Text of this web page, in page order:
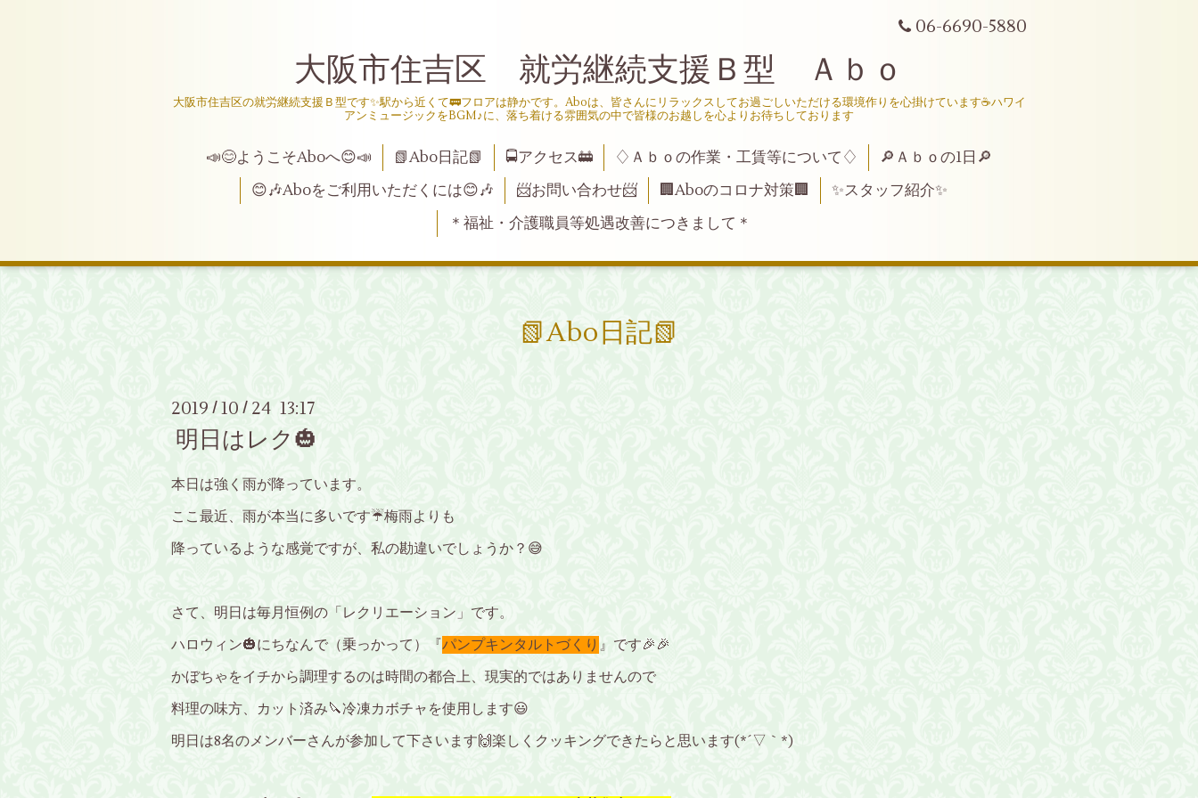
06-6690-5880
大阪市住吉区 就労継続支援Ｂ型 Ａｂｏ
大阪市住吉区の就労継続支援Ｂ型です✨駅から近くて🚃フロアは静かです。Aboは、皆さんにリラックスしてお過ごしいただける環境作りを心掛けています☕ハワイ
アンミュージックをBGM♪に、落ち着ける雰囲気の中で皆様のお越しを心よりお待ちしております
📣😊ようこそAboへ😊📣 📗Abo日記📗 🚍アクセス🚋 ♢Ａｂｏの作業・工賃等について♢
🔎Ａｂｏの1日🔎
😊🎶Aboをご利用いただくには😊🎶
📨お問い合わせ📨 🏢Aboのコロナ対策🏢
✨スタッフ紹介✨
＊福祉・介護職員等処遇改善につきまして＊
📗Abo日記📗
2019 / 10 / 24 13:17
明日はレク🎃
本日は強く雨が降っています。
ここ最近、雨が本当に多いです☔梅雨よりも
降っているような感覚ですが、私の勘違いでしょうか？😅
さて、明日は毎月恒例の「レクリエーション」です。
ハロウィン🎃にちなんで（乗っかって）『パンプキンタルトづくり 』です🎉🎉
かぼちゃをイチから調理するのは時間の都合上、現実的ではありませんので
料理の味方、カット済み🔪冷凍カボチャを使用します😃
明日は8名のメンバーさんが参加して下さいます🙌楽しくクッキングできたらと思います(*´▽｀*)